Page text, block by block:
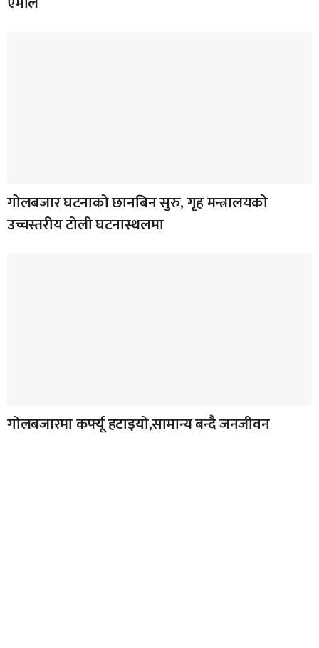
गोलबजार घटनाको छानबिन सुरु, गृह मन्त्रालयको
उच्चस्तरीय टोली घटनास्थलमा
गोलबजारमा कर्फ्यू हटाइयो,सामान्य बन्दै जनजीवन